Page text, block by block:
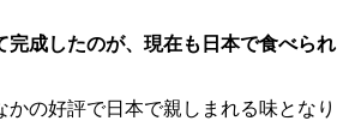
成したのが、現在も日本で食べられ
の好評で日本で親しまれる味となり